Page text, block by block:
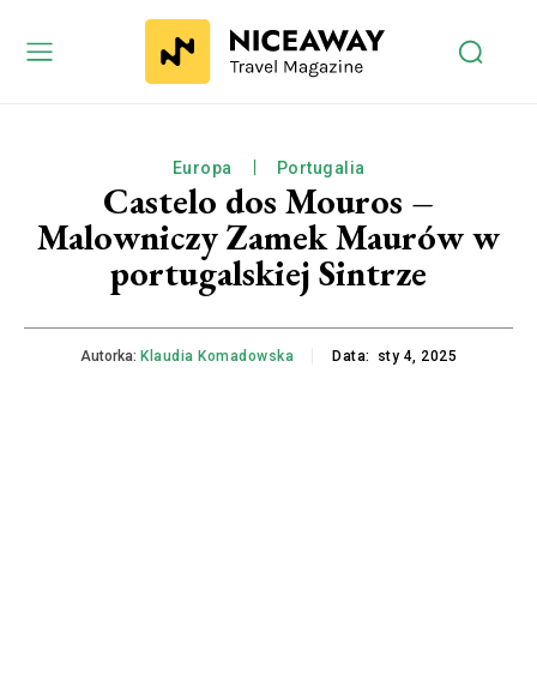
Europa Portugalia
Castelo dos Mouros –
Malowniczy Zamek Maurów w
portugalskiej Sintrze
Autorka: Klaudia Komadowska Data: sty 4, 2025